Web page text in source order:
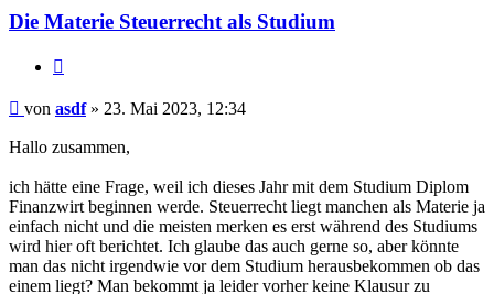
Die Materie Steuerrecht als Studium
Beitrag
von asdf» 23. Mai 2023, 12:34
Hallo zusammen,
ich hätte eine Frage, weil ich dieses Jahr mit dem Studium Diplom
Finanzwirt beginnen werde. Steuerrecht liegt manchen als Materie ja
einfach nicht und die meisten merken es erst während des Studiums
wird hier oft berichtet. Ich glaube das auch gerne so, aber könnte
man das nicht irgendwie vor dem Studium herausbekommen ob das
einem liegt? Man bekommt ja leider vorher keine Klausur zu